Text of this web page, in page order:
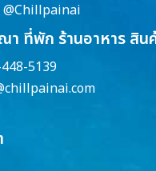
@Chillpainai
ที่พัก ร้านอาหาร สิน
5139